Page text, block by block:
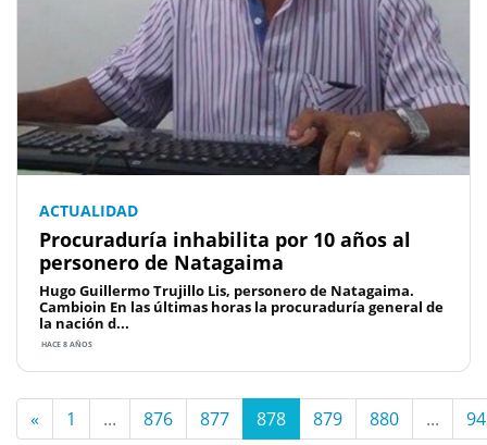
ACTUALIDAD
Procuraduría inhabilita por 10 años al
personero de Natagaima
Hugo Guillermo Trujillo Lis, personero de Natagaima.
Cambioin En las últimas horas la procuraduría general de
la nación d...
HACE 8 AÑOS
« 1 ... 876 877 878 879 880 ...